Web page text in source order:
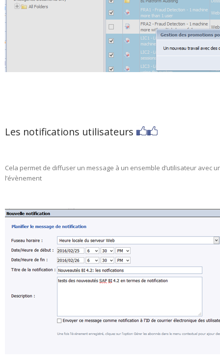
Les notifications utilisateurs
Cela permet de diffuser un message à un ensemble d’utilisateur avec
l’évènement